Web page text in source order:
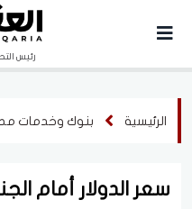
رئيس
الرئيسية بنوك وخدمات
سعر الدولار أمام